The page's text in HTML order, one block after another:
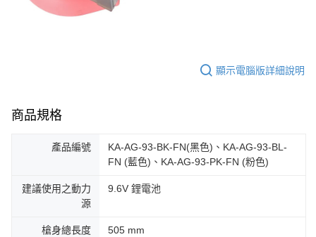
顯示電腦版詳細說明
商品規格
產品編號
KA-AG-93-BK-FN(黑色)、KA-AG-93-BL-
FN (藍色)、KA-AG-93-PK-FN (粉色)
建議使用之動力
源
9.6V 鋰電池
槍身總長度 505 mm